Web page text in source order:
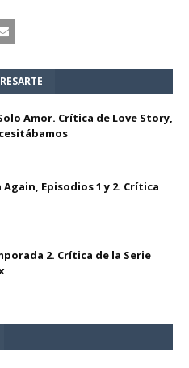
Amor. Crítica de Love Story,
Episodios 1 y 2. Crítica
2. Crítica de la Serie